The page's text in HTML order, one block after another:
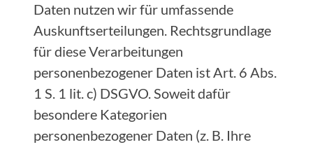
Daten nutzen wir für umfassende
Auskunftserteilungen. Rechtsgrundlage
für diese Verarbeitungen
personenbezogener Daten ist Art. 6 Abs.
1 S. 1 lit. c) DSGVO. Soweit dafür
besondere Kategorien
personenbezogener Daten (z. B. Ihre